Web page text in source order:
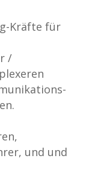
Kräfte für
/
und und